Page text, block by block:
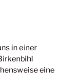
in einer
eine